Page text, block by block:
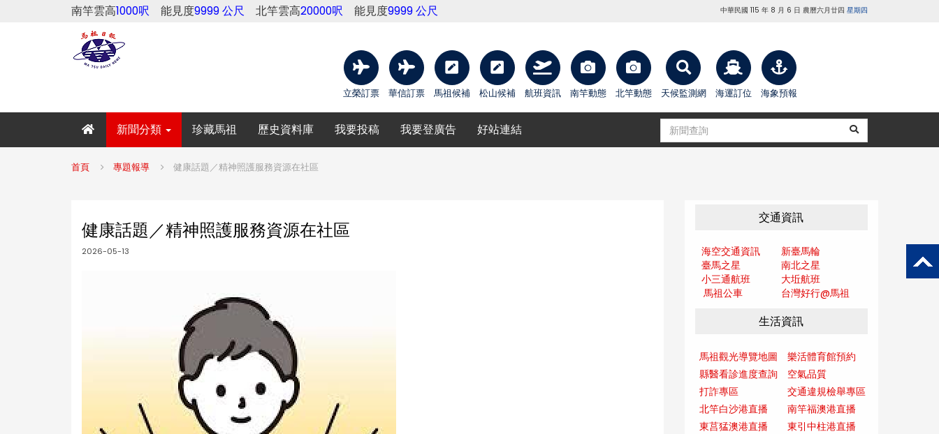
南竿雲高1000呎 能見度9999 公尺 北竿雲高20000呎 能見度9999 公尺 中華民國 115 年 8 月 6 日 農曆六月廿四 星期四
立榮訂票 華信訂票 馬祖候補 松山候補 航班資訊 南竿動態 北竿動態 天候監測網 海運訂位 海象預報
新聞分類 珍藏馬祖 歷史資料庫 我要投稿 我要登廣告 好站連結
首頁 專題報導 健康話題／精神照護服務資源在社區
健康話題／精神照護服務資源在社區
2026-05-13
交通資訊
海空交通資訊
新臺馬輪
臺馬之星
南北之星
小三通航班
大坵航班
馬祖公車
台灣好行@馬祖
生活資訊
馬祖觀光導覽地圖
樂活體育館預約
縣醫看診進度查詢
空氣品質
打詐專區
交通違規檢舉專區
北竿白沙港直播
南竿福澳港直播
東莒猛澳港直播
東引中柱港直播